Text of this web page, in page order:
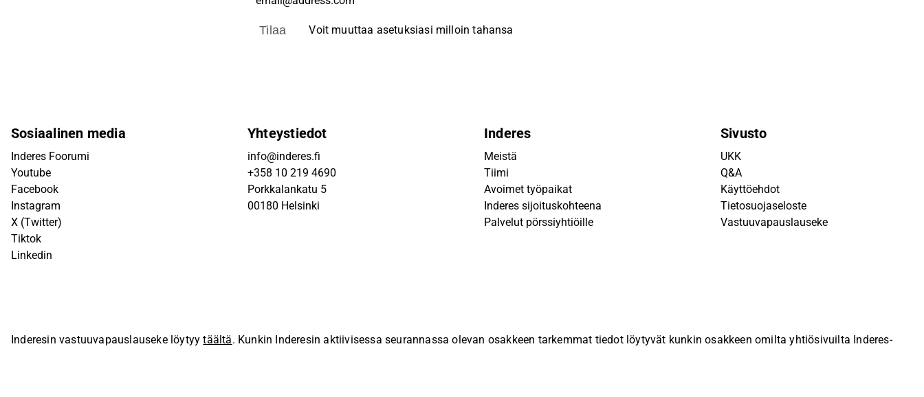
Tilaa Voit muuttaa asetuksiasi milloin tahansa
Sosiaalinen media
Inderes Foorumi
Youtube
Facebook
Instagram
X (Twitter)
Tiktok
Linkedin
Yhteystiedot
info@inderes.fi
+358 10 219 4690
Porkkalankatu 5
00180 Helsinki
Inderes
Meistä
Tiimi
Avoimet työpaikat
Inderes sijoituskohteena
Palvelut pörssiyhtiöille
Sivusto
UKK
Q&A
Käyttöehdot
Tietosuojaseloste
Vastuuvapauslauseke
Inderesin vastuuvapauslauseke löytyytäältä. Kunkin Inderesin aktiivisessa seurannassa olevan osakkeen tarkemmat tiedot löytyvät kunkin osakkeen omilta yhtiösivuilta Inderes-